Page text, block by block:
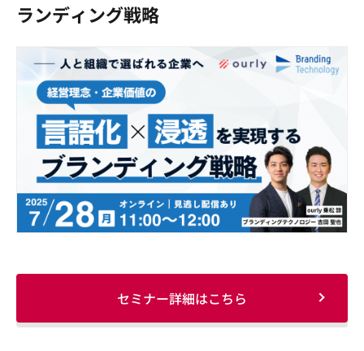
ランディング戦略
セミナー詳細はこちら